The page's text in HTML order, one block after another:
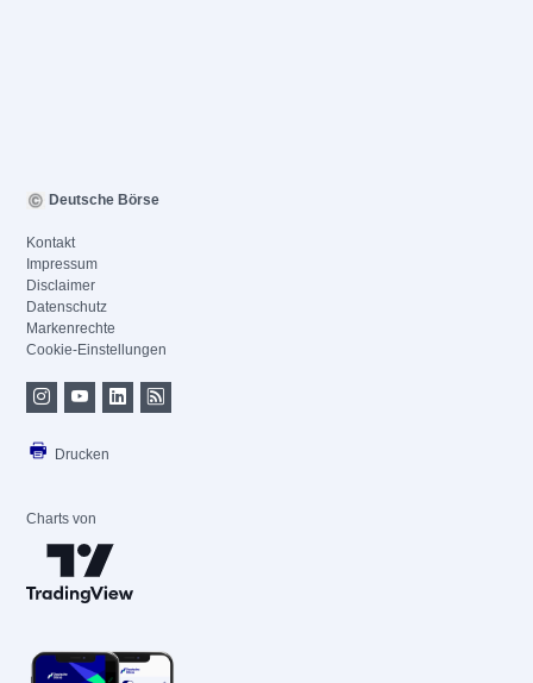
Deutsche Börse
Kontakt
Impressum
Disclaimer
Datenschutz
Markenrechte
Cookie-Einstellungen
Drucken
Charts von